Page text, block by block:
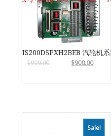
IS200DSPXH2BEB 汽轮机
$999.00 $900.00
Sale!